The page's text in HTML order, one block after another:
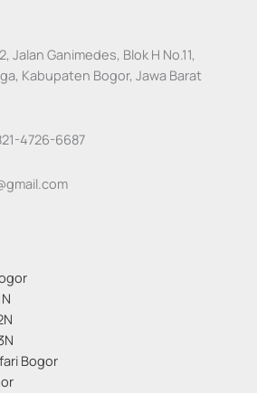
Jalan Ganimedes, Blok H No.11,
Kabupaten Bogor, Jawa Barat
4726-6687
Bogor